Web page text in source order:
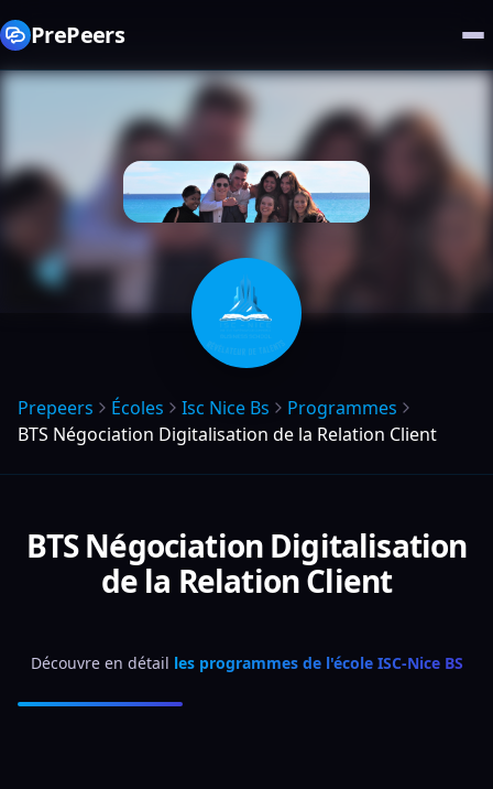
PrePeers
Prepeers Écoles Isc Nice Bs
Programmes
BTS Négociation Digitalisation de la Relation Client
BTS Négociation Digitalisation
de la Relation Client
Découvre en détail les programmes de l'école ISC-Nice BS